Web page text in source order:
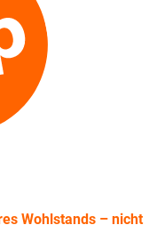
Wohlstands – nicht